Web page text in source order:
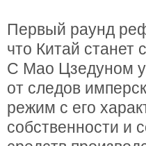
Первый раунд
что Китай
С Мао Цзедуном у
от следов
режим с его
собственности и